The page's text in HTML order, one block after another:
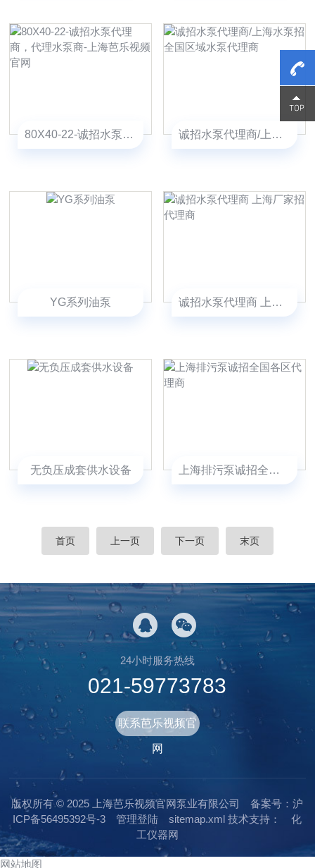
80X40-22-诚招水泵代理商，代理水泵商-上海芭乐视频官网 诚招水泵代理商/上海水泵招全国区域水泵代理商
YG系列油泵 诚招水泵代理商 上海厂家招代理商
无负压成套供水设备 上海排污泵诚招全国各区代理商
首页 上一页 下一页 末页
24小时服务热线
021-59773783
联系芭乐视频官
网
版权所有 © 2025 上海芭乐视频官网泵业有限公司备案号：沪
ICP备56495392号-3
管理登陆 sitemap.xml 技术支持：
化
工仪器网
网站地图